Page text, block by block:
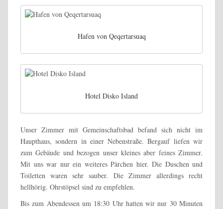
Hafen von Qeqertarsuaq
Hotel Disko Island
Unser Zimmer mit Gemeinschaftsbad befand sich nicht im
Haupthaus, sondern in einer Nebenstraße. Bergauf liefen wir
zum Gebäude und bezogen unser kleines aber feines Zimmer.
Mit uns war nur ein weiteres Pärchen hier. Die Duschen und
Toiletten waren sehr sauber. Die Zimmer allerdings recht
hellhörig. Ohrstöpsel sind zu empfehlen.
Bis zum Abendessen um 18:30 Uhr hatten wir nur 30 Minuten